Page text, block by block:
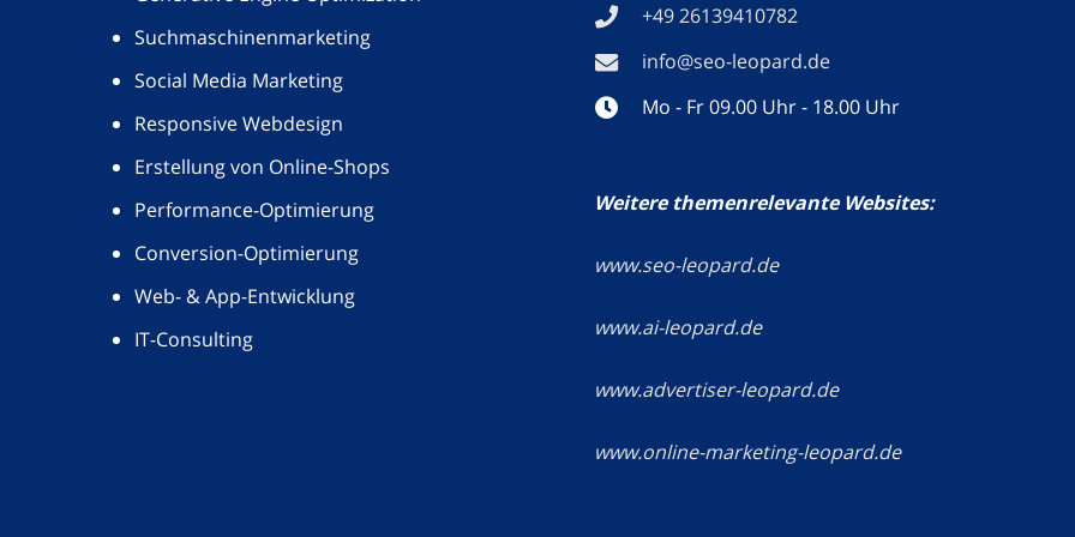
Suchmaschinenmarketing
Social Media Marketing
Responsive Webdesign
Erstellung von Online-Shops
Performance-Optimierung
Conversion-Optimierung
Web- & App-Entwicklung
IT-Consulting
+49 26139410782
info@seo-leopard.de
Mo - Fr 09.00 Uhr - 18.00 Uhr
Weitere themenrelevante Websites:
www.seo-leopard.de
www.ai-leopard.de
www.advertiser-leopard.de
www.online-marketing-leopard.de